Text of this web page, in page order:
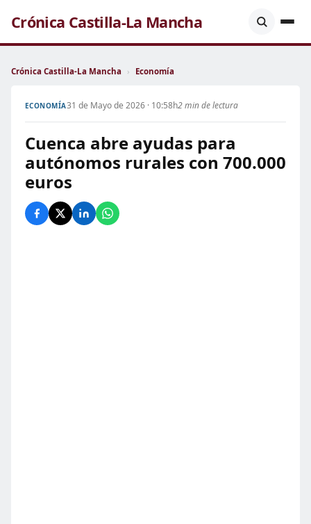
Crónica Castilla-La Mancha
Crónica Castilla-La Mancha › Economía
ECONOMÍA31 de Mayo de 2026 · 10:58h2 min de lectura
Cuenca abre ayudas para
autónomos rurales con 700.000
euros